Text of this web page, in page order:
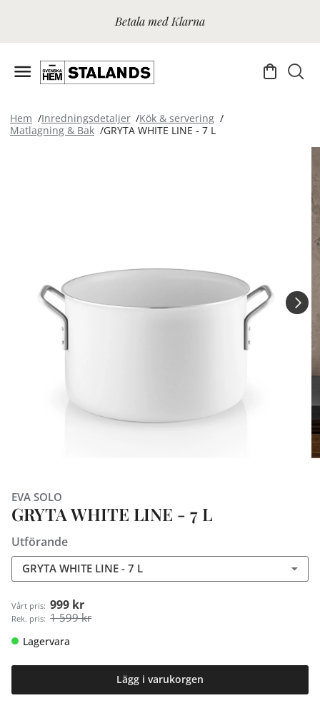
Betala med Klarna
Hem Inredningsdetaljer
Kök & servering
Matlagning & Bak
GRYTA WHITE LINE - 7 L
EVA SOLO
GRYTA WHITE LINE - 7 L
Utförande
GRYTA WHITE LINE - 7 L
Vårt pris: 999 kr
Rek. pris: 1 599 kr
Lagervara
Lägg i varukorgen